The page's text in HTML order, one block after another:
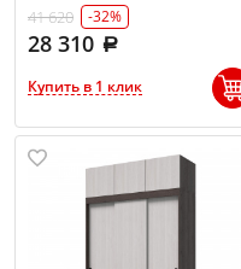
41 620
-32%
28 310
Купить в 1 клик